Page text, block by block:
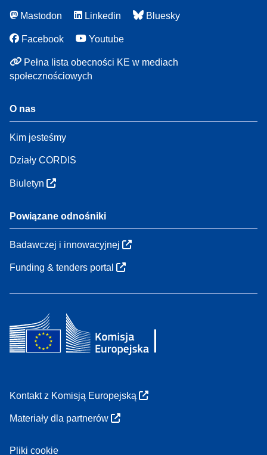
Mastodon Linkedin Bluesky
Facebook Youtube
Pełna lista obecności KE w mediach
społecznościowych
O nas
Kim jesteśmy
Działy CORDIS
Biuletyn
Powiązane odnośniki
Badawczej i innowacyjnej
Funding & tenders portal
Kontakt z Komisją Europejską
Materiały dla partnerów
Pliki cookie